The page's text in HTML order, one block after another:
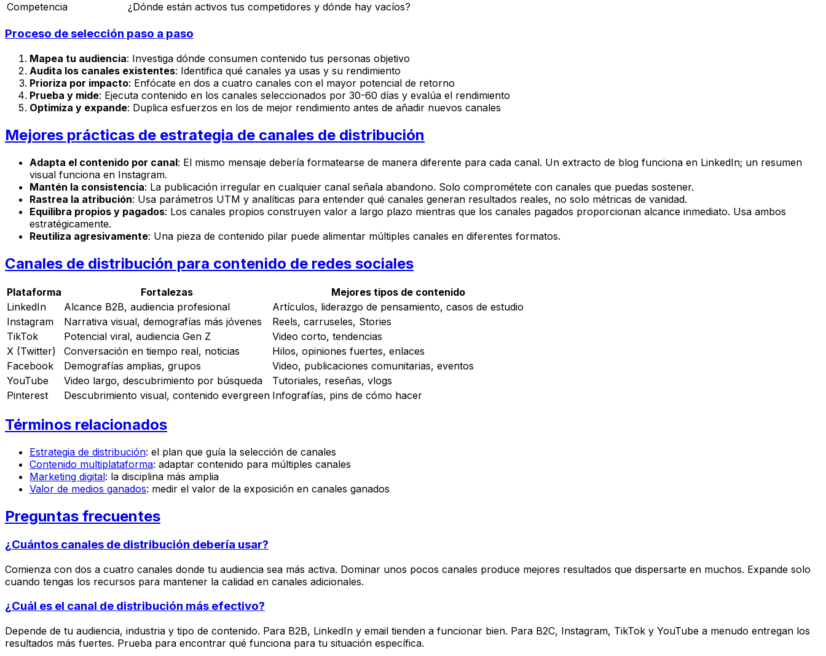
Competencia
¿Dónde están activos tus competidores y dónde hay vacíos?
Proceso de selección paso a paso
Mapea tu audiencia: Investiga dónde consumen contenido tus personas objetivo
Audita los canales existentes: Identifica qué canales ya usas y su rendimiento
Prioriza por impacto: Enfócate en dos a cuatro canales con el mayor potencial de retorno
Prueba y mide: Ejecuta contenido en los canales seleccionados por 30-60 días y evalúa el rendimiento
Optimiza y expande: Duplica esfuerzos en los de mejor rendimiento antes de añadir nuevos canales
Mejores prácticas de estrategia de canales de distribución
Adapta el contenido por canal: El mismo mensaje debería formatearse de manera diferente para cada canal. Un extracto de blog funciona en LinkedIn; un resumen
visual funciona en Instagram.
Mantén la consistencia: La publicación irregular en cualquier canal señala abandono. Solo comprométete con canales que puedas sostener.
Rastrea la atribución: Usa parámetros UTM y analíticas para entender qué canales generan resultados reales, no solo métricas de vanidad.
Equilibra propios y pagados: Los canales propios construyen valor a largo plazo mientras que los canales pagados proporcionan alcance inmediato. Usa ambos
estratégicamente.
Reutiliza agresivamente: Una pieza de contenido pilar puede alimentar múltiples canales en diferentes formatos.
Canales de distribución para contenido de redes sociales
Plataforma Fortalezas
Mejores tipos de contenido
LinkedIn
Alcance B2B, audiencia profesional
Artículos, liderazgo de pensamiento, casos de estudio
Instagram
Narrativa visual, demografías más jóvenes
Reels, carruseles, Stories
TikTok
Potencial viral, audiencia Gen Z
Video corto, tendencias
X (Twitter)
Conversación en tiempo real, noticias
Hilos, opiniones fuertes, enlaces
Facebook
Demografías amplias, grupos
Video, publicaciones comunitarias, eventos
YouTube
Video largo, descubrimiento por búsqueda
Tutoriales, reseñas, vlogs
Pinterest
Descubrimiento visual, contenido evergreen Infografías, pins de cómo hacer
Términos relacionados
Estrategia de distribución: el plan que guía la selección de canales
Contenido multiplataforma: adaptar contenido para múltiples canales
Marketing digital: la disciplina más amplia
Valor de medios ganados: medir el valor de la exposición en canales ganados
Preguntas frecuentes
¿Cuántos canales de distribución debería usar?
Comienza con dos a cuatro canales donde tu audiencia sea más activa. Dominar unos pocos canales produce mejores resultados que dispersarte en muchos. Expande solo
cuando tengas los recursos para mantener la calidad en canales adicionales.
¿Cuál es el canal de distribución más efectivo?
Depende de tu audiencia, industria y tipo de contenido. Para B2B, LinkedIn y email tienden a funcionar bien. Para B2C, Instagram, TikTok y YouTube a menudo entregan los
resultados más fuertes. Prueba para encontrar qué funciona para tu situación específica.